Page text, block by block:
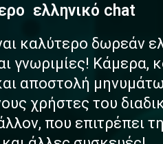
ασ φ ελληνικό chat
καλύτερο δωρεάν
γνωριμίες! Κάμερα,
αποστολή
χρήστες του
που επιτρέπει